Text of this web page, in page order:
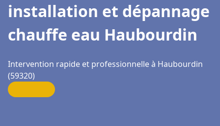
installation et dépannage
chauffe eau Haubourdin
Intervention rapide et professionnelle à Haubourdin
(59320)